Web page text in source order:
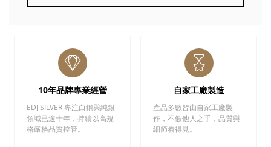
10年品牌專業經營
EDJ SILVER 專注白鋼與純銀
領域已逾十年，持續以高規
格嚴格品質控管。
自家工廠製造
產品多數皆由自家工廠製
作，不假他人之手，品質與
細節看得見。